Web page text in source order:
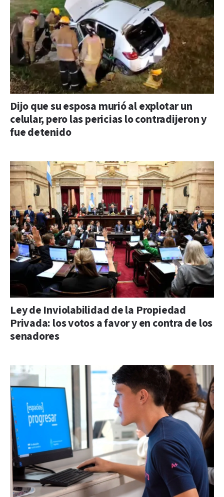
Dijo que su esposa murió al explotar un
celular, pero las pericias lo contradijeron y
fue detenido
Ley de Inviolabilidad de la Propiedad
Privada: los votos a favor y en contra de los
senadores